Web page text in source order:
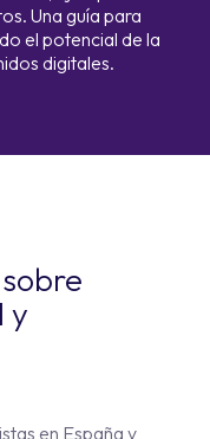
Una guía para
el potencial de la
digitales.
y
en España y